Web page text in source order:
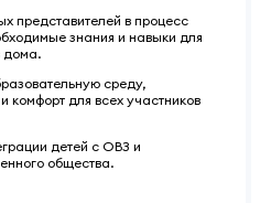
представителей в процесс
знания и навыки для
дома.
среду,
комфорт для всех участников
детей с ОВЗ и
общества.